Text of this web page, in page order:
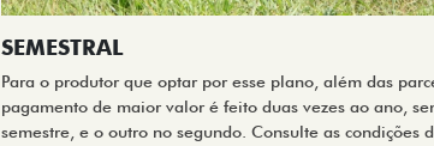
SEMESTRAL
Para o produtor que optar por esse plano, além das
pagamento de maior valor é feito duas vezes ao ano,
semestre, e o outro no segundo. Consulte as condições